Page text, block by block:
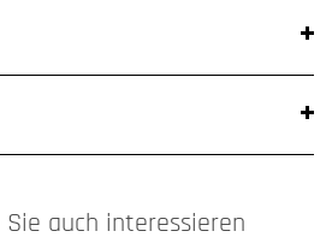
Sie auch interessieren